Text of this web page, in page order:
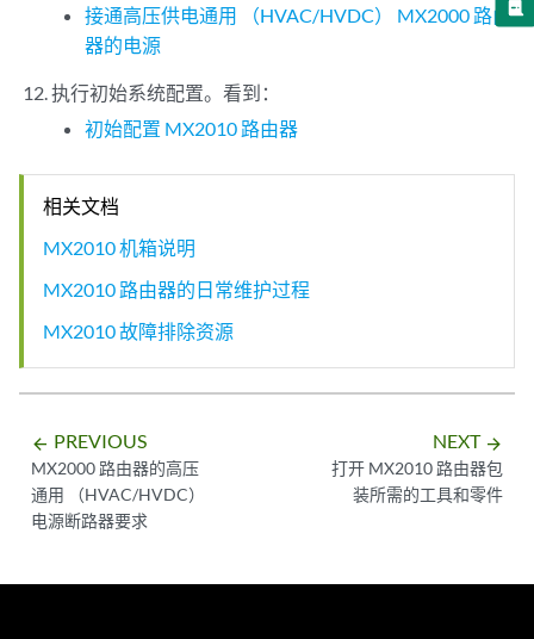
接通高压供电通用 （HVAC/HVDC） MX2000 路由
器的电源
执行初始系统配置。看到：
初始配置 MX2010 路由器
相关文档
MX2010 机箱说明
MX2010 路由器的日常维护过程
MX2010 故障排除资源
arrow_backward PREVIOUS
MX2000 路由器的高压
通用 （HVAC/HVDC）
电源断路器要求
NEXT arrow_forward
打开 MX2010 路由器包
装所需的工具和零件